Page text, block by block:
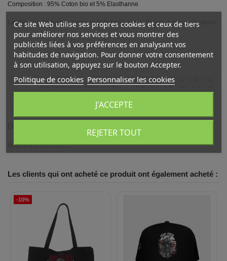
Composition : 95% Coton bio et 5% Elasthanne
Les boxers ne sont ni repris ni échangés, merci de votre compréhension.
Référence brboxerb02
Les clients qui ont acheté ce produit ont également acheté :
-10%
Ce site Web utilise ses propres cookies et ceux de tiers
pour améliorer nos services et vous montrer des
publicités liées à vos préférences en analysant vos
habitudes de navigation. Pour donner votre consentement
à son utilisation, appuyez sur le bouton Accepter.
Politique de cookies Personnaliser les cookies
REJETER TOUT
J'ACCEPTE